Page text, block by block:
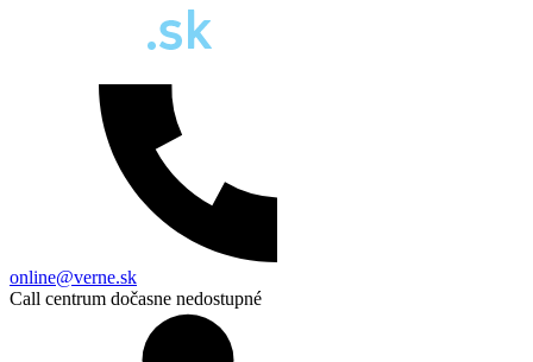
online@verne.sk
Call centrum dočasne nedostupné